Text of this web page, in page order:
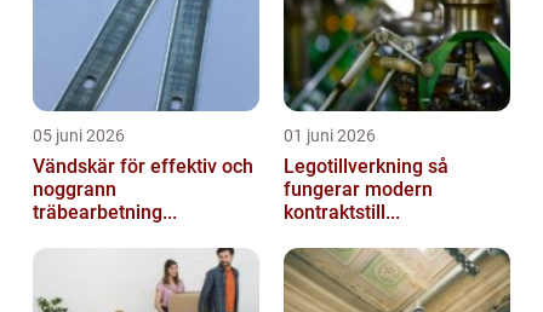
05 juni 2026
Vändskär för effektiv och
noggrann
träbearbetning...
01 juni 2026
Legotillverkning så
fungerar modern
kontraktstill...